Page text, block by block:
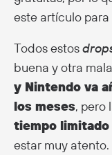
este artículo
Todos estos
buena y otra
y Nintendo va
los meses, pero
tiempo limitado
estar muy